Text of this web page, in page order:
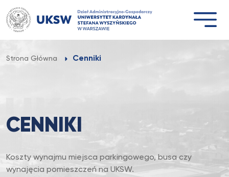
Przejdź
do
treści
Strona Główna Cenniki
CENNIKI
Koszty wynajmu miejsca parkingowego, busa czy
wynajęcia pomieszczeń na UKSW.